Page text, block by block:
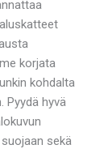
korjata
kohdalta
Pyydä hyvä
sekä